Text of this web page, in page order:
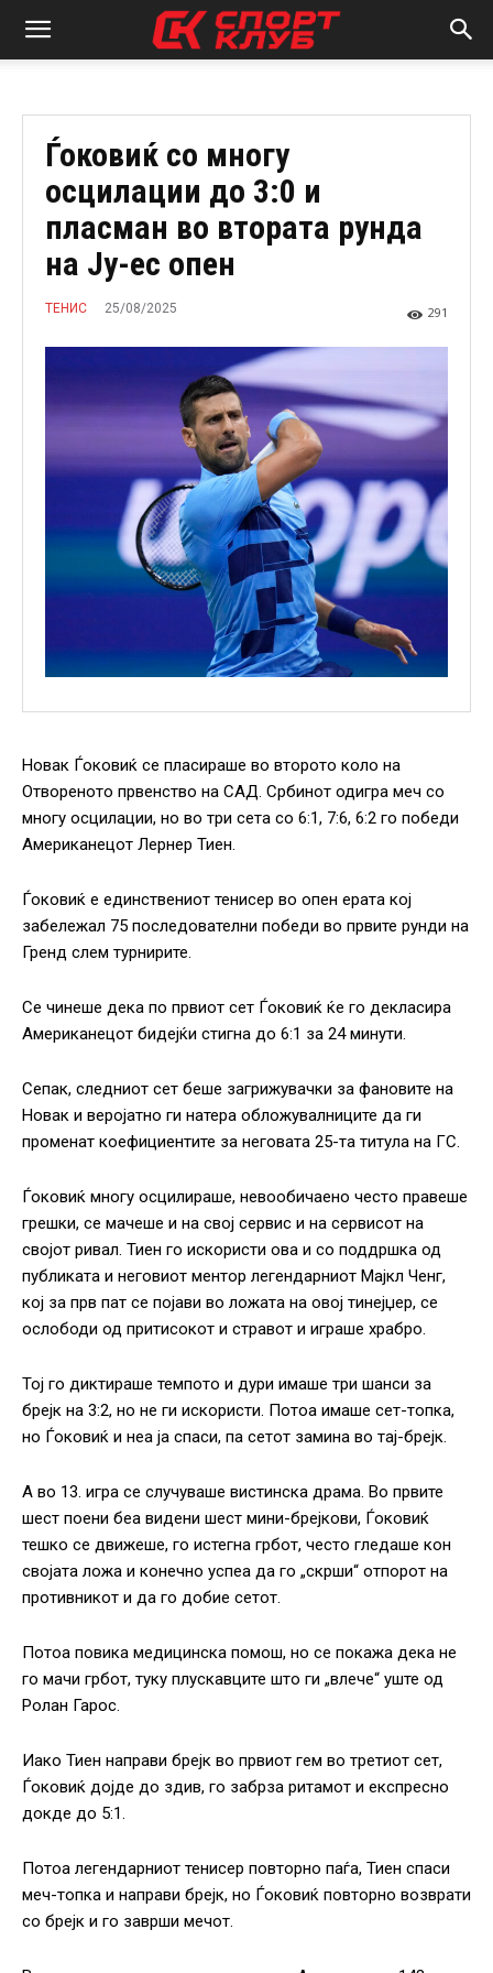
Ѓоковиќ со многу
осцилации до 3:0 и
пласман во втората рунда
на Ју-ес опен
ТЕНИС 25/08/2025 291
Новак Ѓоковиќ се пласираше во второто коло на
Отвореното првенство на САД. Србинот одигра меч со
многу осцилации, но во три сета со 6:1, 7:6, 6:2 го победи
Американецот Лернер Тиен.
Ѓоковиќ е единствениот тенисер во опен ерата кој
забележал 75 последователни победи во првите рунди на
Гренд слем турнирите.
Се чинеше дека по првиот сет Ѓоковиќ ќе го декласира
Американецот бидејќи стигна до 6:1 за 24 минути.
Сепак, следниот сет беше загрижувачки за фановите на
Новак и веројатно ги натера обложувалниците да ги
променат коефициентите за неговата 25-та титула на ГС.
Ѓоковиќ многу осцилираше, невообичаено често правеше
грешки, се мачеше и на свој сервис и на сервисот на
својот ривал. Тиен го искористи ова и со поддршка од
публиката и неговиот ментор легендарниот Мајкл Ченг,
кој за прв пат се појави во ложата на овој тинејџер, се
ослободи од притисокот и стравот и играше храбро.
Тој го диктираше темпото и дури имаше три шанси за
брејк на 3:2, но не ги искористи. Потоа имаше сет-топка,
но Ѓоковиќ и неа ја спаси, па сетот замина во тај-брејк.
А во 13. игра се случуваше вистинска драма. Во првите
шест поени беа видени шест мини-брејкови, Ѓоковиќ
тешко се движеше, го истегна грбот, често гледаше кон
својата ложа и конечно успеа да го „скрши“ отпорот на
противникот и да го добие сетот.
Потоа повика медицинска помош, но се покажа дека не
го мачи грбот, туку плускавците што ги „влече“ уште од
Ролан Гарос.
Иако Тиен направи брејк во првиот гем во третиот сет,
Ѓоковиќ дојде до здив, го забрза ритамот и експресно
докде до 5:1.
Потоа легендарниот тенисер повторно паѓа, Тиен спаси
меч-топка и направи брејк, но Ѓоковиќ повторно возврати
со брејк и го заврши мечот.